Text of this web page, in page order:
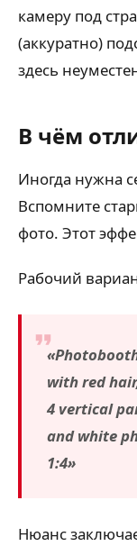
камеру под
(аккуратно)
здесь
В чём
Иногда нужна
Вспомните
фото. Этот
Рабочий
with red
4 vertical
and white
1:4»
Нюанс